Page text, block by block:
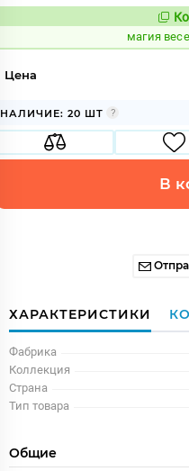
магия
Цена
НАЛИЧИЕ: 20 ШТ
В
ХАРАКТЕРИСТИКИ
Фабрика
Коллекция
Страна
Тип товара
Общие